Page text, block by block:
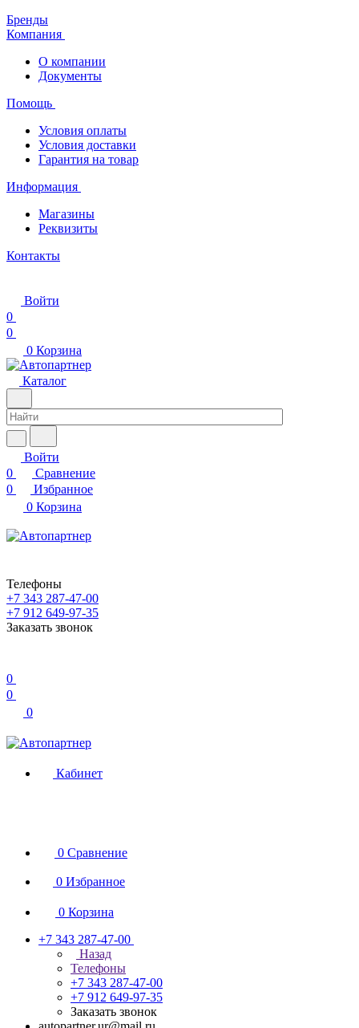
Бренды
Компания
О компании
Документы
Помощь
Условия оплаты
Условия доставки
Гарантия на товар
Информация
Магазины
Реквизиты
Контакты
Войти
0
0
0 Корзина
Каталог
Войти
0
Сравнение
0
Избранное
0 Корзина
Телефоны
+7 343 287-47-00
+7 912 649-97-35
Заказать звонок
0
0
0
Кабинет
0 Сравнение
0 Избранное
0 Корзина
+7 343 287-47-00
Назад
Телефоны
+7 343 287-47-00
+7 912 649-97-35
Заказать звонок